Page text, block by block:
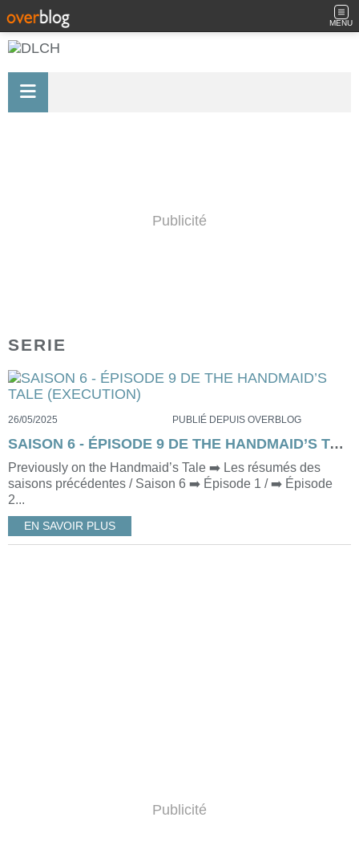
MENU
Publicité
SERIE
26/05/2025 PUBLIÉ DEPUIS OVERBLOG
SAISON 6 - ÉPISODE 9 DE THE HANDMAID’S TALE (EXECUTION)
Previously on the Handmaid’s Tale ➡️ Les résumés des
saisons précédentes / Saison 6 ➡️ Épisode 1 / ➡️ Épisode
2...
EN SAVOIR PLUS
Publicité